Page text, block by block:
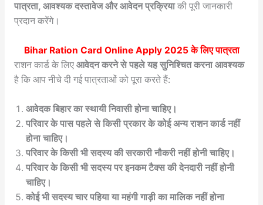
पात्रता, आवश्यक दस्तावेज और आवेदन प्रक्रियाकी पूरी जानकारी
प्रदान करेंगे।
Bihar Ration Card Online Apply 2025के लिए पात्रता
राशन कार्ड के लिए आवेदन करने से पहले यह सुनिश्चित करना आवश्यक
है कि आप नीचे दी गई पात्रताओं को पूरा करते हैं:
आवेदक बिहार का स्थायी निवासी होना चाहिए।
परिवार के पास पहले से किसी प्रकार के कोई अन्य राशन कार्ड नहीं
होना चाहिए।
परिवार के किसी भी सदस्य की सरकारी नौकरी नहीं होनी चाहिए।
परिवार के किसी भी सदस्य पर इनकम टैक्स की देनदारी नहीं होनी
चाहिए।
कोई भी सदस्य चार पहिया या महंगी गाड़ी का मालिक नहीं होना